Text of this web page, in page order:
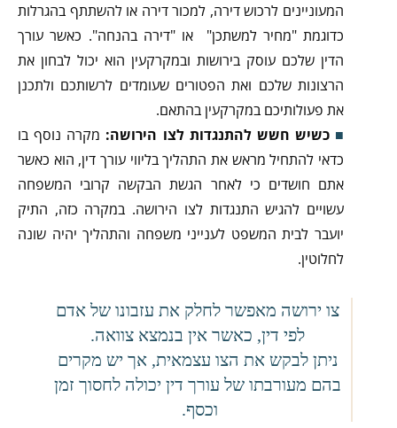
המעוניינים לרכוש דירה, למכור דירה או להשתתף בהגרלות
כדוגמת "מחיר למשתכן" או "דירה בהנחה". כאשר עורך
הדין שלכם עוסק בירושות ובמקרקעין הוא יכול לבחון את
הרצונות שלכם ואת הפטורים שעומדים לרשותכם ולתכנן
את פעולותיכם במקרקעין בהתאם.
כשיש חשש להתנגדות לצו הירושה: מקרה נוסף בו
כדאי להתחיל מראש את התהליך בליווי עורך דין, הוא כאשר
אתם חושדים כי לאחר הגשת הבקשה קרובי המשפחה
עשויים להגיש התנגדות לצו הירושה. במקרה כזה, התיק
יועבר לבית המשפט לענייני משפחה והתהליך יהיה שונה
לחלוטין.
צו ירושה מאפשר לחלק את עזבונו של אדם
לפי דין, כאשר אין בנמצא צוואה.
ניתן לבקש את הצו עצמאית, אך יש מקרים
בהם מעורבתו של עורך דין יכולה לחסוך זמן
וכסף.